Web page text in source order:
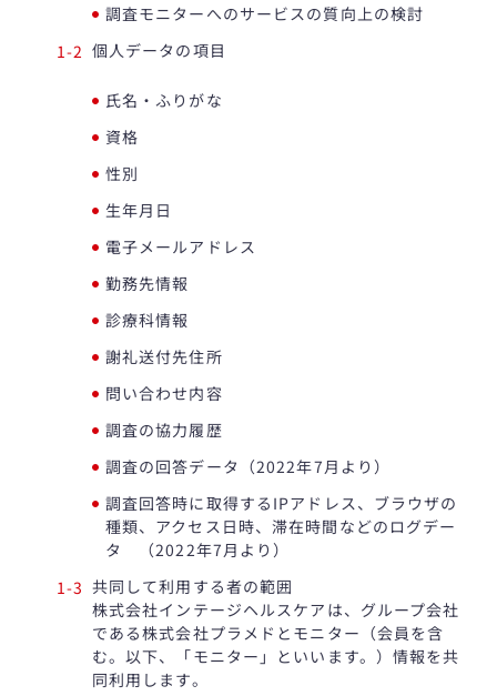
調査モニターへのサービスの質向上の検討
個人データの項目
氏名・ふりがな
資格
性別
生年月日
電子メールアドレス
勤務先情報
診療科情報
謝礼送付先住所
問い合わせ内容
調査の協力履歴
調査の回答データ（2022年7月より）
調査回答時に取得するIPアドレス、ブラウザの
種類、アクセス日時、滞在時間などのログデー
タ （2022年7月より）
共同して利用する者の範囲
株式会社インテージヘルスケアは、グループ会社
である株式会社プラメドとモニター（会員を含
む。以下、「モニター」といいます。）情報を共
同利用します。